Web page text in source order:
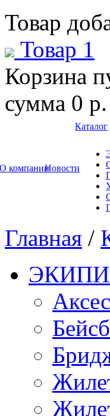
Товар
Товар 1
Корзина
сумма 0 р.
О компанииНовости
Каталог
Главная /